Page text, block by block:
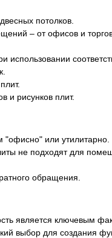
потолков.
– от офисов и
использовании
и рисунков плит.
"офисно" или утилитарно.
не подходят для
обращения.
является ключевым
выбор для создания